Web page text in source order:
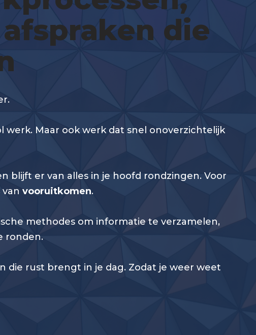
die
werk. Maar ook werk dat snel onoverzichtelijk
blijft er van alles in je hoofd rondzingen. Voor
vooruitkomen.
methodes om informatie te verzamelen,
ronden.
die rust brengt in je dag. Zodat je weer weet